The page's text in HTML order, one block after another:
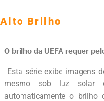
Alto Brilho
O brilho da UEFA requer
Esta série exibe imagens
mesmo sob luz solar
automaticamente o brilho